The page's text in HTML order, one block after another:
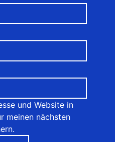
und Website in
meinen nächsten